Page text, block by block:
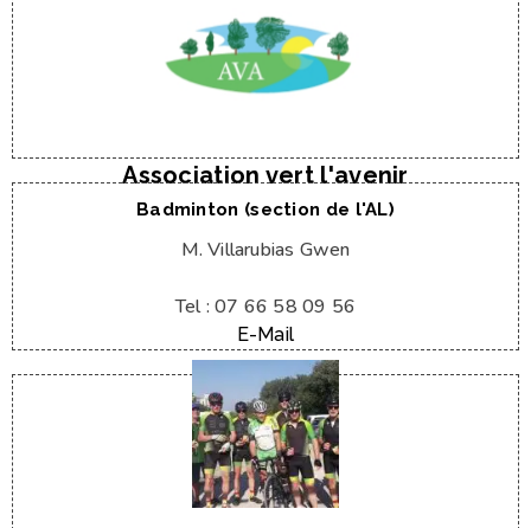
Association vert l'avenir
Tel : 03 59 42 31 51
Badminton (section de l'AL)
M. Villarubias Gwen
Tel : 07 66 58 09 56
E-Mail
M. Jean-Pierre Duporge
Tel : 06 83 38 54 28
E-Mail